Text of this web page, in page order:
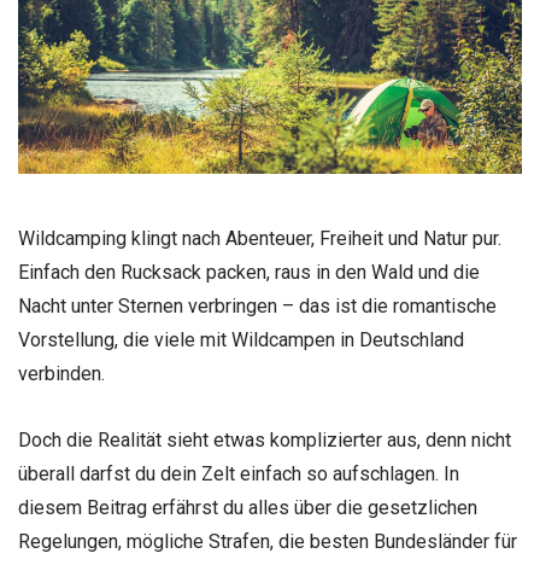
Wildcamping klingt nach Abenteuer, Freiheit und Natur pur.
Einfach den Rucksack packen, raus in den Wald und die
Nacht unter Sternen verbringen – das ist die romantische
Vorstellung, die viele mit Wildcampen in Deutschland
verbinden.
Doch die Realität sieht etwas komplizierter aus, denn nicht
überall darfst du dein Zelt einfach so aufschlagen. In
diesem Beitrag erfährst du alles über die gesetzlichen
Regelungen, mögliche Strafen, die besten Bundesländer für